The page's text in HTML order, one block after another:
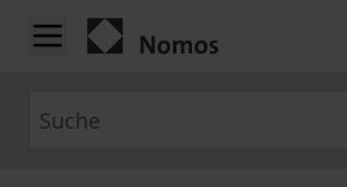
Zum Inhalt springen